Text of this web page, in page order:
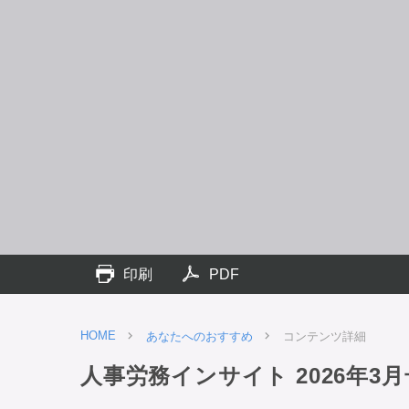
印刷 PDF
HOME あなたへのおすすめ コンテンツ詳細
人事労務インサイト 2026年3月